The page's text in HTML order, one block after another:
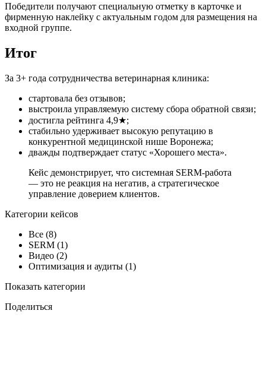
Победители получают специальную отметку в карточке и
фирменную наклейку с актуальным годом для размещения на
входной группе.
Итог
За 3+ года сотрудничества ветеринарная клиника:
стартовала без отзывов;
выстроила управляемую систему сбора обратной связи;
достигла рейтинга 4,9★;
стабильно удерживает высокую репутацию в
конкурентной медицинской нише Воронежа;
дважды подтверждает статус «Хорошего места».
Кейс демонстрирует, что системная SERM-работа
— это не реакция на негатив, а стратегическое
управление доверием клиентов.
Категории кейсов
Все (8)
SERM (1)
Видео (2)
Оптимизация и аудиты (1)
Показать категории
Поделиться